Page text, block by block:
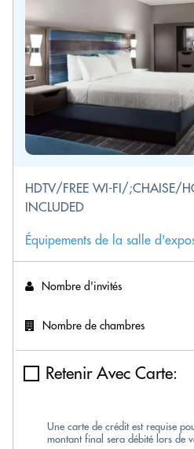
HDTV/FREE WI-FI/;CHAISE/
INCLUDED
Équipements de la salle
Nombre d'invités
Nombre de chambres
Retenir Avec Carte:
Une carte de crédit est requise
montant final sera débité lors de